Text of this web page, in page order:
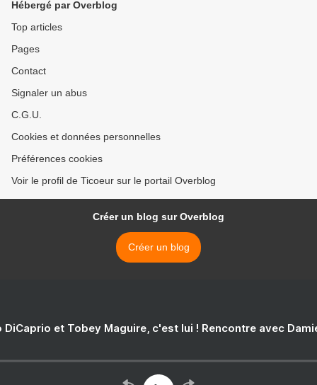
Hébergé par Overblog
Top articles
Pages
Contact
Signaler un abus
C.G.U.
Cookies et données personnelles
Préférences cookies
Voir le profil de Ticoeur sur le portail Overblog
Créer un blog sur Overblog
Créer un blog
DiCaprio et Tobey Maguire, c'est lui ! Rencontre avec